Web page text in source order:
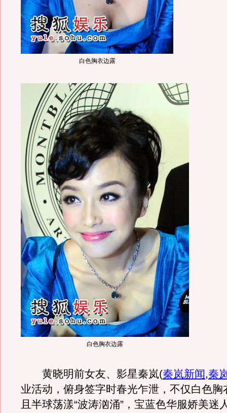
白色胸衣边露
白色胸衣边露
黄晓明前女友、影星秦岚(秦岚新闻,秦
业活动，俯身签字时春光乍泄，不仅白色胸
且半球荡漾“波涛汹涌”，宝蓝色华服娇美迷